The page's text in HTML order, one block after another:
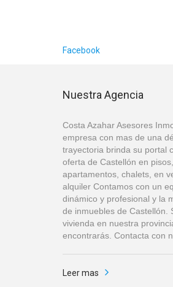
Facebook
Nuestra Agencia
Costa Azahar Asesores
empresa con mas de una
trayectoria brinda su portal
oferta de Castellón en
apartamentos, chalets, en
alquiler Contamos con un
dinámico y profesional y la
de inmuebles de Castellón.
vivienda en nuestra
encontrarás. Contacta con
Leer mas